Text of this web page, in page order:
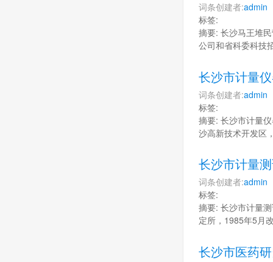
词条创建者:admin
标签:
摘要: 长沙马王堆
公司和省科委科技
长沙市计量
词条创建者:admin
标签:
摘要: 长沙市计量
沙高新技术开发区
长沙市计量
词条创建者:admin
标签:
摘要: 长沙市计量
定所，1985年5月
长沙市医药